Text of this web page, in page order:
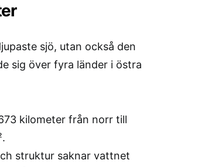
sjö, utan också den
sig över fyra länder i östra
kilometer från norr till
struktur saknar vattnet